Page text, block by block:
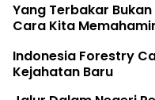
Yang Terbakar
Cara Kita
Indonesia Forestry
Kejahatan Baru